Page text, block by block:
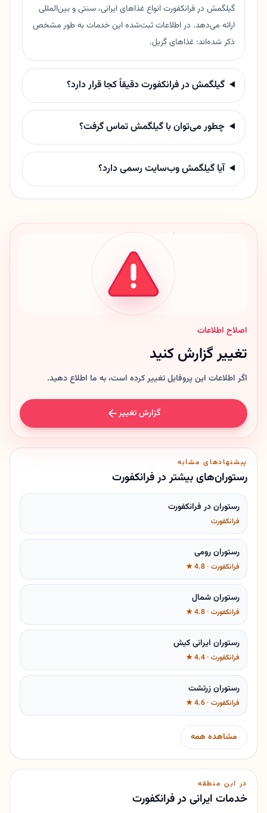
گیلگمش در فرانکفورت انواع غذاهای ایرانی، سنتی و بین‌المللی
ارائه می‌دهد. در اطلاعات ثبت‌شده این خدمات به طور مشخص
ذکر شده‌اند: غذاهای گریل.
گیلگمش در فرانکفورت دقیقاً کجا قرار دارد؟
چطور می‌توان با گیلگمش تماس گرفت؟
آیا گیلگمش وب‌سایت رسمی دارد؟
اصلاح اطلاعات
تغییر گزارش کنید
اگر اطلاعات این پروفایل تغییر کرده است، به ما اطلاع دهید.
گزارش تغییر
پیشنهادهای مشابه
رستوران‌های بیشتر در فرانکفورت
رستوران در فرانکفورت
فرانکفورت
رستوران رومی
فرانکفورت · 4.8 ★
رستوران شمال
فرانکفورت · 4.8 ★
رستوران ایرانی کیش
فرانکفورت · 4.4 ★
رستوران زرتشت
فرانکفورت · 4.6 ★
مشاهده همه
در این منطقه
خدمات ایرانی در فرانکفورت